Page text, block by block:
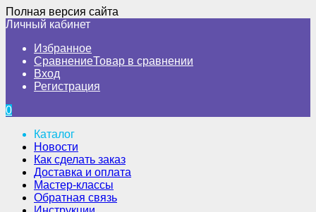
Полная версия сайта
Личный кабинет
Избранное
СравнениеТовар в сравнении
Вход
Регистрация
0
Каталог
Новости
Как сделать заказ
Доставка и оплата
Мастер-классы
Обратная связь